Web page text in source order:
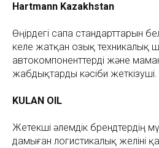
Hartmann Kazakhstan
Өңірдегі сапа стандарттарын
келе жатқан озық техникалық
автокомпоненттерді және
жабдықтарды кәсіби жеткізуші.
KULAN OIL
Жетекші әлемдік брендтердің
дамыған логистикалық желіні